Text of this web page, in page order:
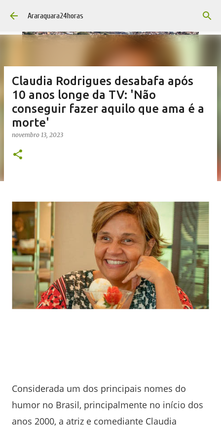
Pular para o conteúdo principal
Araraquara24horas
Claudia Rodrigues desabafa após
10 anos longe da TV: 'Não
conseguir fazer aquilo que ama é a
morte'
novembro 13, 2023
Considerada um dos principais nomes do
humor no Brasil, principalmente no início dos
anos 2000, a atriz e comediante Claudia